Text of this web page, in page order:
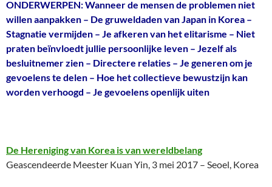
ONDERWERPEN: Wanneer de mensen de problemen niet
willen aanpakken – De gruweldaden van Japan in Korea –
Stagnatie vermijden – Je afkeren van het elitarisme – Niet
praten beïnvloedt jullie persoonlijke leven – Jezelf als
besluitnemer zien – Directere relaties – Je generen om je
gevoelens te delen – Hoe het collectieve bewustzijn kan
worden verhoogd – Je gevoelens openlijk uiten
De Hereniging van Korea is van wereldbelang
Geascendeerde Meester Kuan Yin, 3 mei 2017 – Seoel, Korea